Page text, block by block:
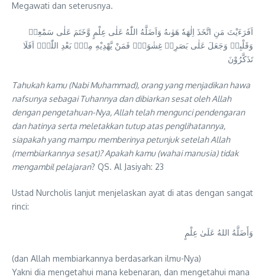
Megawati dan seterusnya.
اَفَرَءَيْتَ مَنِ اتَّخَذَ اِلٰهَهٗ هَوٰىهُ وَاَضَلَّهُ اللّٰهُ عَلٰى عِلْمٍ وَّخَتَمَ عَلٰى سَمْعِهٖ
وَقَلْبِهٖ وَجَعَلَ عَلٰى بَصَرِهٖ غِشٰوَةًۗ فَمَنْ يَّهْدِيْهِ مِنْۢ بَعْدِ اللّٰهِۗ اَفَلَا
تَذَكَّرُوْنَ
Tahukah kamu (Nabi Muhammad), orang yang menjadikan hawa
nafsunya sebagai Tuhannya dan dibiarkan sesat oleh Allah
dengan pengetahuan-Nya, Allah telah mengunci pendengaran
dan hatinya serta meletakkan tutup atas penglihatannya,
siapakah yang mampu memberinya petunjuk setelah Allah
(membiarkannya sesat)? Apakah kamu (wahai manusia) tidak
mengambil pelajaran? QS. Al Jasiyah: 23
Ustad Nurcholis lanjut menjelaskan ayat di atas dengan sangat
rinci:
وَأَضَلَّهُ اللهُ عَلَىٰ عِلْمٍ
(dan Allah membiarkannya berdasarkan ilmu-Nya)
Yakni dia mengetahui mana kebenaran, dan mengetahui mana